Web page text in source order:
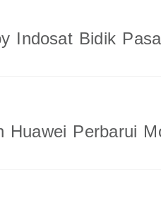
Indosat Bidik
Huawei Perbarui